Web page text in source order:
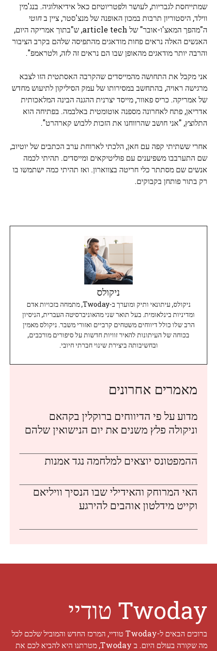
שמתייחסת לגבריות, לעושר ולפטריוטיזם כאל אידיאולוגיה. בנג'מין
ווילד, היסטוריון תרבות במכון האופנה של מנצ'סטר, ציין בחוטי
ה"מהפך המאצ'ו-אובר" של article tech, ש"בתוך אמריקה היום,
האנשים האלה נראים פחות מודאגים מהתפיסה שלהם בקרב הציבור
והרבה יותר מודאגים מהאופן שבו הם נראים זה לזה, ולטראמפ".
אני מקבל את התחושה מהמייסדים שהקרבה האסתטית הזו לצבא
מרגישה ראויה, בהתחשב במסירותו של עמק הסיליקון לתיעוש מחדש
של אמריקה. כריס פאוור, מייסד יצרנית ההגנה הבינה המלאכותית
אדריאן, פתח לאחרונה מספנה אוטומטית באלבמה. בפתיחה הוא
התלוצץ, "אני חושב שהרווחנו את הזכות ללבוש קארהרט".
אחרי ששתיתי קפה עם חאן, הלכתי לארוחת ערב הכתבים של יוטיוב,
שם התערבבו משפיענים עם פוליטיקאים ומייסדים. תהיתי לכמה
אנשים שם מסתתר כלי חריטה בצווארון. ואז תהיתי כמה ישתמשו בו
רק בתור פותחן בקבוקים.
ניקולס
ניקולס, עיתונאי ותיק ומוערך ב-Twoday, מתמחה בזכויות אדם
ומדיניות בינלאומית. בעל תואר שני מהאוניברסיטה העברית, הניסיון
הרב שלו כולל דיווחים משטחים קרביים ואזורי משבר. ניקולס מאמין
בכוחה של העיתונות להאיר זוויות חדשות על סיפורים מורכבים,
ובחשיבותה ביצירת שינוי חברתי חיובי.
מאמרים אחרונים
מדוע על פי הדיווחים ברוקלין בקהאם
וניקולה פלץ משנים את יום הנישואין שלהם
ההמפטונס יוצאים למלחמה נגד אמנות
האי המרוחק והאידילי שבו הנסיך וויליאם
וקייט מידלטון אוהבים להירגע
Twoday טודיי
ברוכים הבאים ל-Twoday טודיי, המרכז החדש והמוביל שלכם לכל
מה שקורה בעולם היום. ב Twoday, מטרתנו היא להביא לכם את